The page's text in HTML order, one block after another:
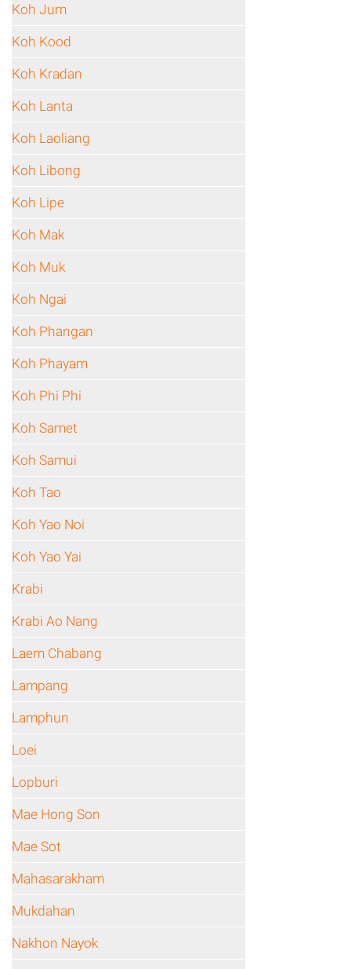
Koh Jum
Koh Kood
Koh Kradan
Koh Lanta
Koh Laoliang
Koh Libong
Koh Lipe
Koh Mak
Koh Muk
Koh Ngai
Koh Phangan
Koh Phayam
Koh Phi Phi
Koh Samet
Koh Samui
Koh Tao
Koh Yao Noi
Koh Yao Yai
Krabi
Krabi Ao Nang
Laem Chabang
Lampang
Lamphun
Loei
Lopburi
Mae Hong Son
Mae Sot
Mahasarakham
Mukdahan
Nakhon Nayok